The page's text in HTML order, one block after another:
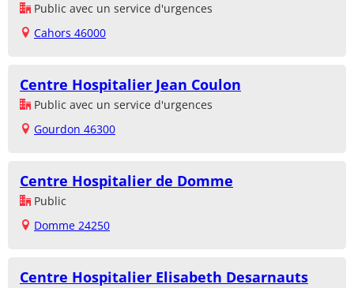
Public avec un service d'urgences
Cahors 46000
Centre Hospitalier Jean Coulon
Public avec un service d'urgences
Gourdon 46300
Centre Hospitalier de Domme
Public
Domme 24250
Centre Hospitalier Elisabeth Desarnauts